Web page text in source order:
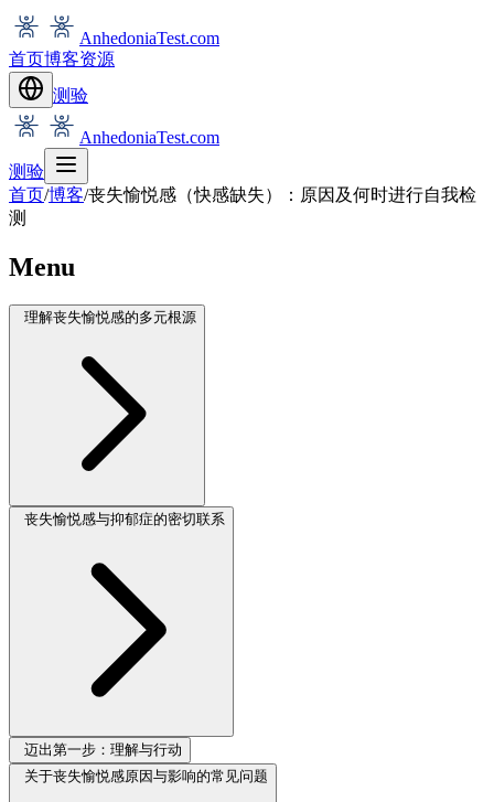
AnhedoniaTest.com
首页博客资源
测验
AnhedoniaTest.com
测验
首页/博客/丧失愉悦感（快感缺失）：原因及何时进行自我检
测
Menu
理解丧失愉悦感的多元根源
丧失愉悦感与抑郁症的密切联系
迈出第一步：理解与行动
关于丧失愉悦感原因与影响的常见问题